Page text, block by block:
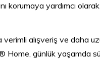
korumaya yardımcı
alışveriş ve daha
Home, günlük yaşamda